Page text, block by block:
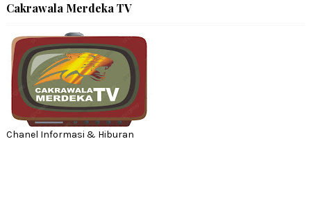
Cakrawala Merdeka TV
Chanel Informasi & Hiburan